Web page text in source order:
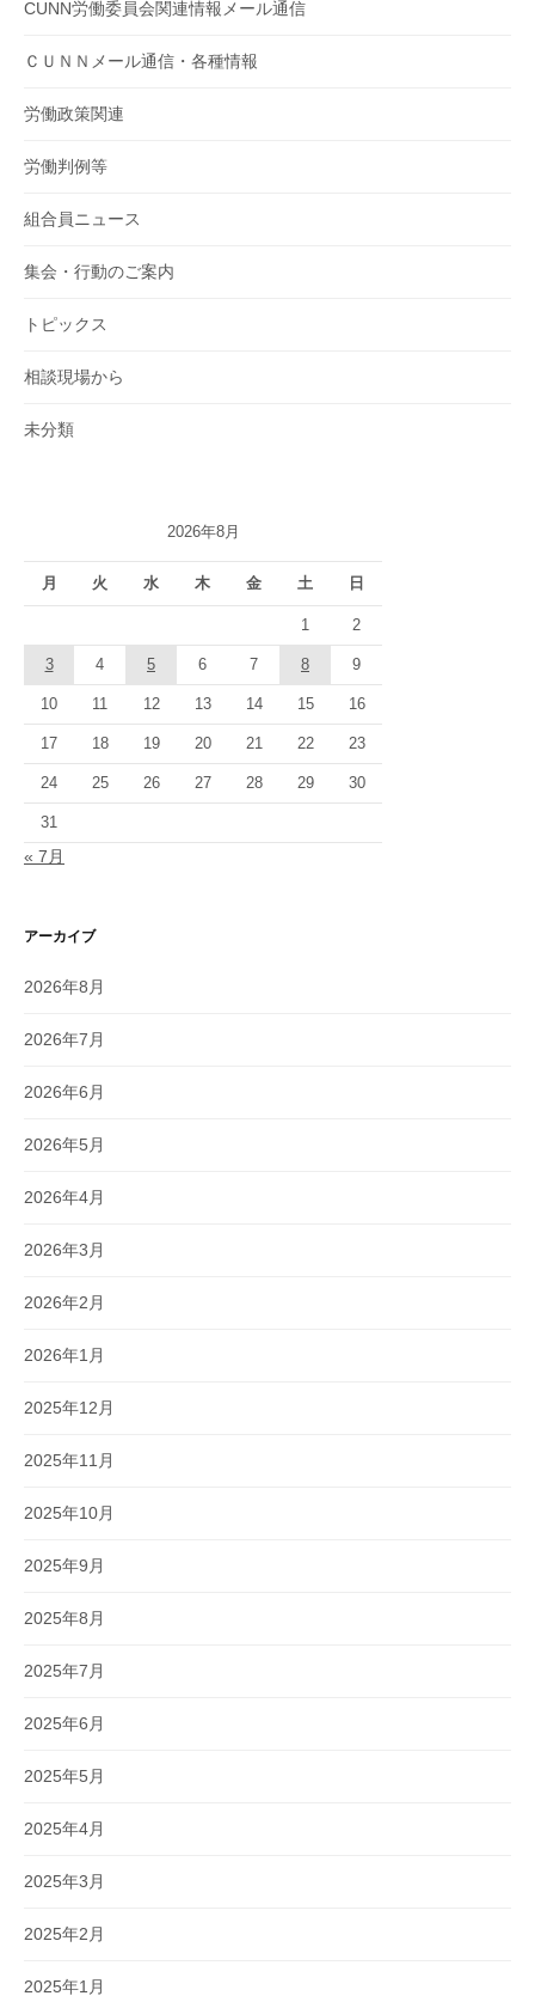
CUNN労働委員会関連情報メール通信
ＣＵＮＮメール通信・各種情報
労働政策関連
労働判例等
組合員ニュース
集会・行動のご案内
トピックス
相談現場から
未分類
2026年8月
月 火 水 木 金 土 日
1 2
3 4 5 6 7 8 9
10 11 12 13 14 15 16
17 18 19 20 21 22 23
24 25 26 27 28 29 30
31
« 7月
アーカイブ
2026年8月
2026年7月
2026年6月
2026年5月
2026年4月
2026年3月
2026年2月
2026年1月
2025年12月
2025年11月
2025年10月
2025年9月
2025年8月
2025年7月
2025年6月
2025年5月
2025年4月
2025年3月
2025年2月
2025年1月